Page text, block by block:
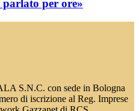
parlato per ore»
S.N.C. con sede in Bologna
di iscrizione al Reg. Imprese